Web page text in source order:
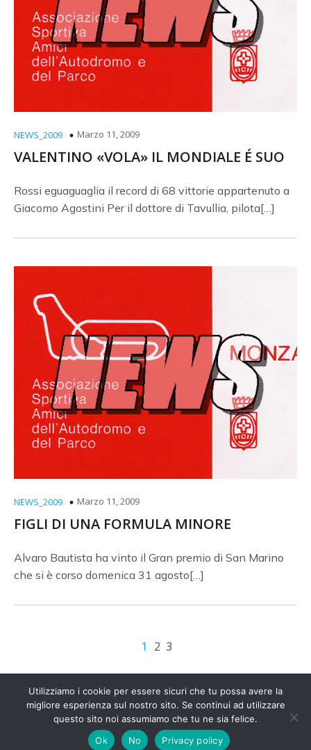
NEWS_2009 Marzo 11, 2009
VALENTINO «VOLA» IL MONDIALE É SUO
Rossi eguaguaglia il record di 68 vittorie appartenuto a
Giacomo Agostini Per il dottore di Tavullia, pilota[…]
NEWS_2009 Marzo 11, 2009
FIGLI DI UNA FORMULA MINORE
Alvaro Bautista ha vinto il Gran premio di San Marino
che si è corso domenica 31 agosto[…]
1 2 3
© 2026 Amici Autodromo. Created with
using
WordPress andKubio
Utilizziamo i cookie per essere sicuri che tu possa avere la
migliore esperienza sul nostro sito. Se continui ad utilizzare
questo sito noi assumiamo che tu ne sia felice.
Ok
No Privacy policy